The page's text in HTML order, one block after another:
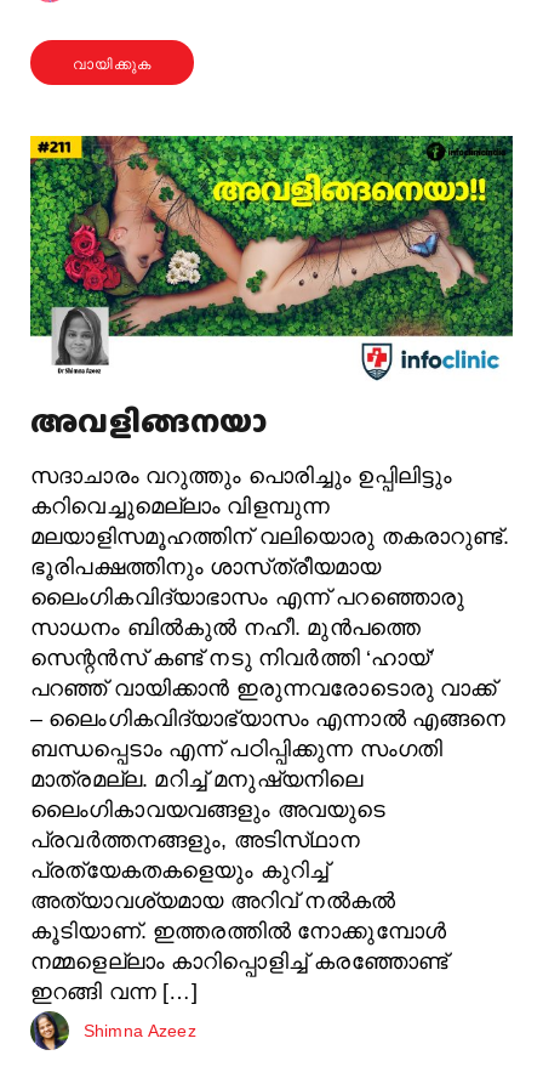
വായിക്കുക
അവളിങ്ങനയാ
സദാചാരം വറുത്തും പൊരിച്ചും ഉപ്പിലിട്ടും
കറിവെച്ചുമെല്ലാം വിളമ്പുന്ന
മലയാളിസമൂഹത്തിന്‌ വലിയൊരു തകരാറുണ്ട്‌.
ഭൂരിപക്ഷത്തിനും ശാസ്‌ത്രീയമായ
ലൈംഗികവിദ്യാഭാസം എന്ന്‌ പറഞ്ഞൊരു
സാധനം ബിൽകുൽ നഹീ. മുൻപത്തെ
സെന്റൻസ്‌ കണ്ട്‌ നടു നിവർത്തി ‘ഹായ്‌’
പറഞ്ഞ്‌ വായിക്കാൻ ഇരുന്നവരോടൊരു വാക്ക്‌
– ലൈംഗികവിദ്യാഭ്യാസം എന്നാൽ എങ്ങനെ
ബന്ധപ്പെടാം എന്ന്‌ പഠിപ്പിക്കുന്ന സംഗതി
മാത്രമല്ല. മറിച്ച്‌ മനുഷ്യനിലെ
ലൈംഗികാവയവങ്ങളും അവയുടെ
പ്രവർത്തനങ്ങളും, അടിസ്‌ഥാന
പ്രത്യേകതകളെയും കുറിച്ച്
അത്യാവശ്യമായ അറിവ്‌ നൽകൽ
കൂടിയാണ്. ഇത്തരത്തിൽ നോക്കുമ്പോൾ
നമ്മളെല്ലാം കാറിപ്പൊളിച്ച്‌ കരഞ്ഞോണ്ട്‌
ഇറങ്ങി വന്ന […]
Shimna Azeez